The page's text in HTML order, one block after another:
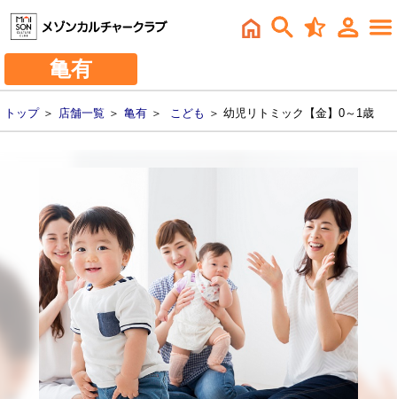
亀有
トップ＞ 店舗一覧 ＞ 亀有 ＞ こども ＞ 幼児リトミック【金】0～1歳